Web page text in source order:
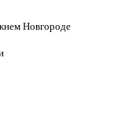
Новгороде